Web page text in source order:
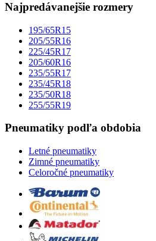
Najpredávanejšie rozmery
195/65R15
205/55R16
225/45R17
205/60R16
235/55R17
235/45R18
235/50R18
255/55R19
Pneumatiky podľa obdobia
Letné pneumatiky
Zimné pneumatiky
Celoročné pneumatiky